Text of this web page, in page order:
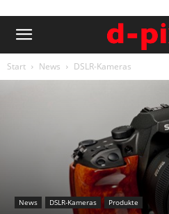
Start News DSLR-Kameras
News DSLR-Kameras Produkte